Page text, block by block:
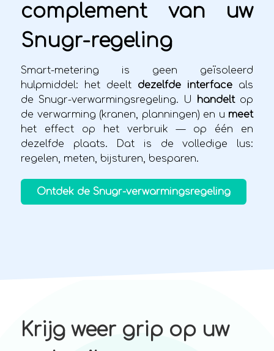
complement van uw
Snugr-regeling
Smart-metering is geen geïsoleerd
hulpmiddel: het deelt dezelfde interface als
de Snugr-verwarmingsregeling. U handeltop
de verwarming (kranen, planningen) en u meet
het effect op het verbruik — op één en
dezelfde plaats. Dat is de volledige lus:
regelen, meten, bijsturen, besparen.
Ontdek de Snugr-verwarmingsregeling
Krijg weer grip op uw